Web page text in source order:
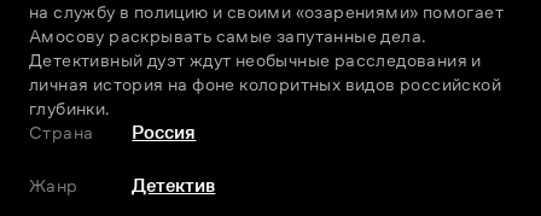
на службу в полицию и своими «озарениями» помогает
Амосову раскрывать самые запутанные дела.
Детективный дуэт ждут необычные расследования и
личная история на фоне колоритных видов российской
глубинки.
Страна
Россия
Жанр Детектив